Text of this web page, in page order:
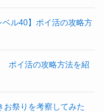
ベル40】ポイ活の攻略方
ポイ活の攻略方法を紹
お祭りを考察してみた